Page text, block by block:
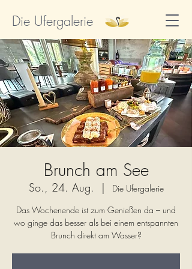
Die Ufergalerie
Brunch am See
So., 24. Aug.
  |
Die Ufergalerie
Das Wochenende ist zum Genießen da – und
wo ginge das besser als bei einem entspannten
Brunch direkt am Wasser?